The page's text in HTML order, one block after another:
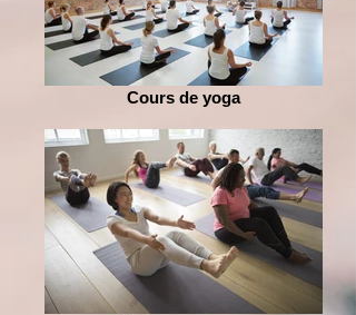
Cours de yoga